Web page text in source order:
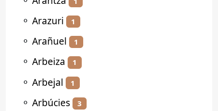
⚬ Arazuri 1
⚬ Arañuel 1
⚬ Arbeiza 1
⚬ Arbejal 1
⚬ Arbúcies 3